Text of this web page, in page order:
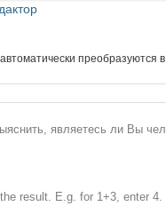
преобразуются
являетесь ли Вы
result. E.g. for 1+3, enter 4.